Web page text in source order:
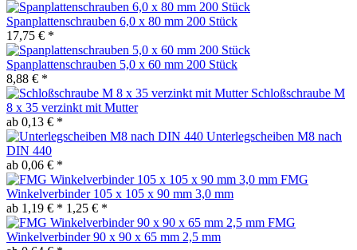
Spanplattenschrauben 6,0 x 80 mm 200 Stück
17,75 € *
Spanplattenschrauben 5,0 x 60 mm 200 Stück
8,88 € *
Schloßschraube M
8 x 35 verzinkt mit Mutter
ab 0,13 € *
Unterlegscheiben M8 nach
DIN 440
ab 0,06 € *
FMG
Winkelverbinder 105 x 105 x 90 mm 3,0 mm
ab 1,19 € * 1,25 € *
FMG
Winkelverbinder 90 x 90 x 65 mm 2,5 mm